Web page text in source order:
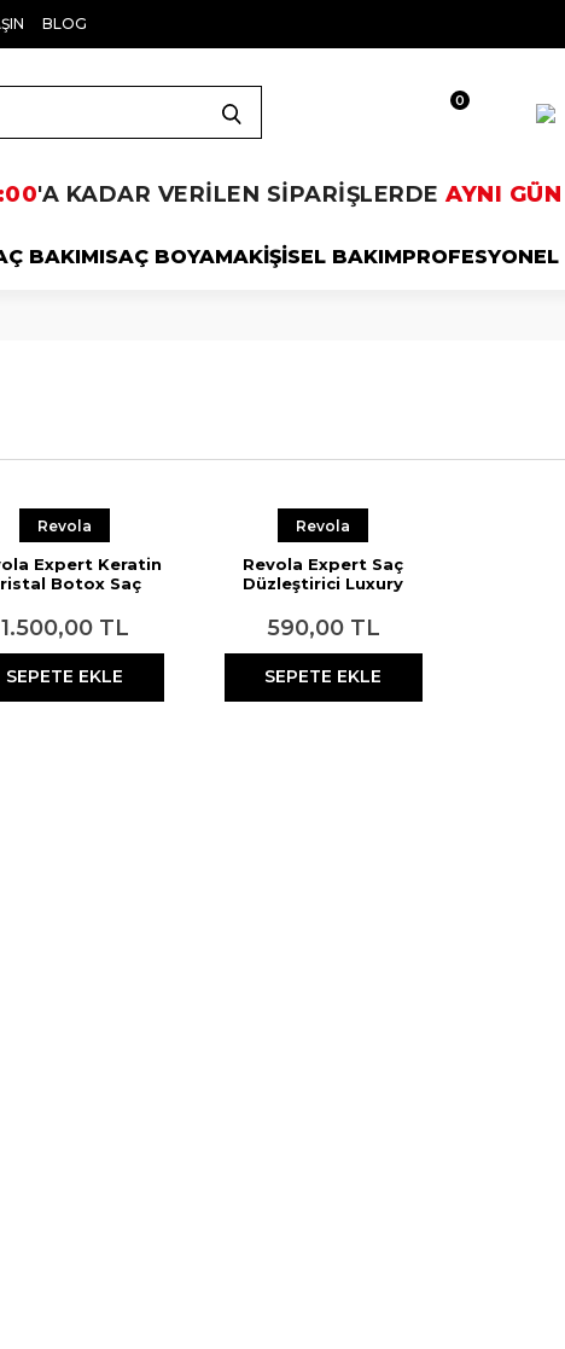
BLOG
0
'A KADAR VERİLEN SİPARİŞLERDEAYNI GÜN
BAKIMISAÇ BOYAMAKİŞİSEL BAKIM
Revola
Expert Keratin
Botox Saç
ml + Şampuan
250 ml
1.500,00 TL
SEPETE EKLE
Revola
Revola Expert Saç
Düzleştirici Luxury
590,00 TL
SEPETE EKLE